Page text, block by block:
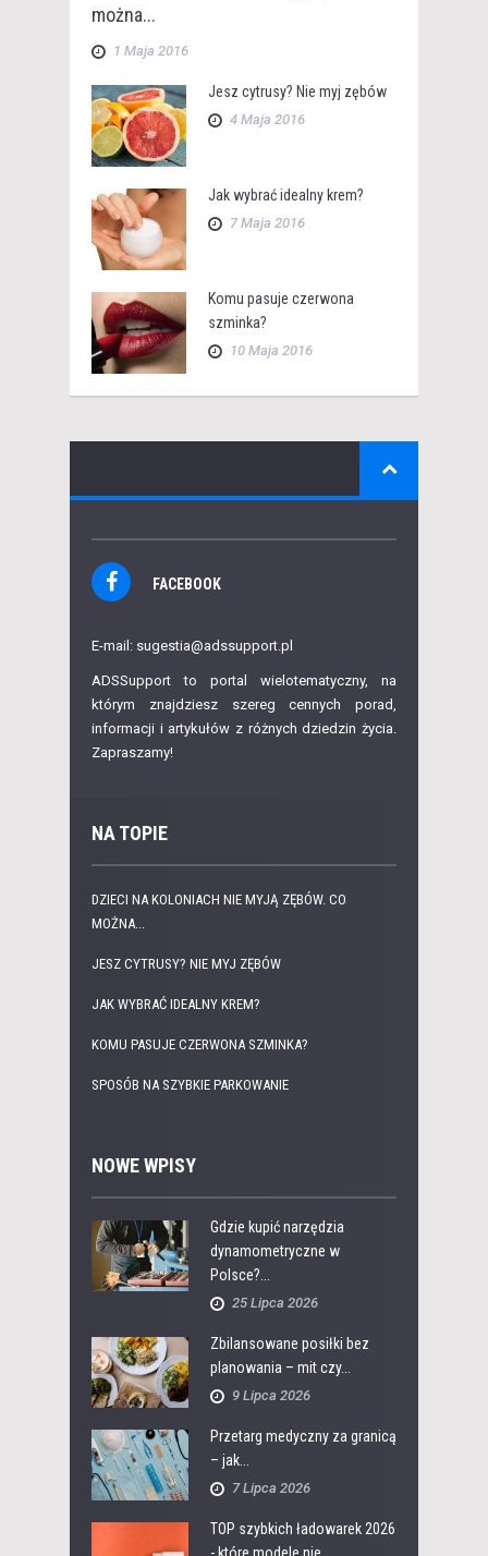
można...
1 Maja 2016
Jesz cytrusy? Nie myj zębów
4 Maja 2016
Jak wybrać idealny krem?
7 Maja 2016
Komu pasuje czerwona
szminka?
10 Maja 2016
FACEBOOK
E-mail: sugestia@adssupport.pl
ADSSupport to portal wielotematyczny, na
którym znajdziesz szereg cennych porad,
informacji i artykułów z różnych dziedzin życia.
Zapraszamy!
NA TOPIE
DZIECI NA KOLONIACH NIE MYJĄ ZĘBÓW. CO
MOŻNA...
JESZ CYTRUSY? NIE MYJ ZĘBÓW
JAK WYBRAĆ IDEALNY KREM?
KOMU PASUJE CZERWONA SZMINKA?
SPOSÓB NA SZYBKIE PARKOWANIE
NOWE WPISY
Gdzie kupić narzędzia
dynamometryczne w
Polsce?...
25 Lipca 2026
Zbilansowane posiłki bez
planowania – mit czy...
9 Lipca 2026
Przetarg medyczny za granicą
– jak...
7 Lipca 2026
TOP szybkich ładowarek 2026